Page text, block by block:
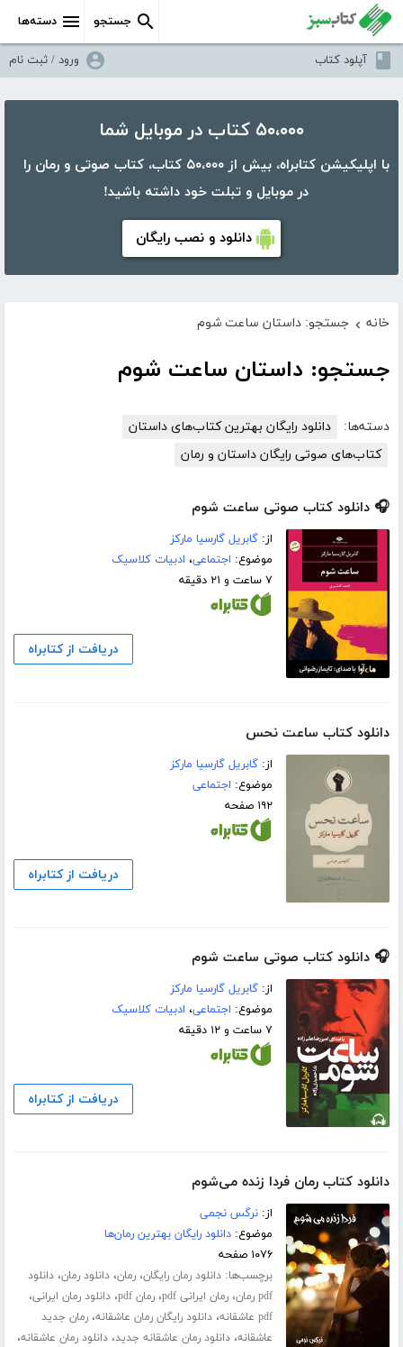
دسته‌ها جستجو
آپلود کتاب ورود / ثبت نام
۵۰،۰۰۰ کتاب در موبایل شما
با اپلیکیشن کتابراه، بیش از ۵۰،۰۰۰ کتاب، کتاب صوتی و رمان را
در موبایل و تبلت خود داشته باشید!
دانلود و نصب رایگان
خانه › جستجو: داستان ساعت شوم
جستجو: داستان ساعت شوم
دسته‌ها:
دانلود رایگان بهترین کتاب‌های داستان
کتاب‌های صوتی رایگان داستان و رمان
🎧 دانلود کتاب صوتی ساعت شوم
از:گابریل گارسیا مارکز
موضوع: اجتماعی، ادبیات کلاسیک
۷ ساعت و ۲۱ دقیقه
دریافت از کتابراه
دانلود کتاب ساعت نحس
از:گابریل گارسیا مارکز
موضوع: اجتماعی
۱۹۲ صفحه
دریافت از کتابراه
🎧 دانلود کتاب صوتی ساعت شوم
از:گابریل گارسیا مارکز
موضوع: اجتماعی، ادبیات کلاسیک
۷ ساعت و ۱۲ دقیقه
دریافت از کتابراه
دانلود کتاب رمان فردا زنده می‌شوم
از:نرگس نجمی
موضوع:دانلود رایگان بهترین رمان‌ها
۱۰۷۶ صفحه
برچسب‌ها:دانلود رمان رایگان،رمان،دانلود رمان،دانلود
pdf رمان
،رمان ایرانی pdf ،رمان pdf ،دانلود رمان ایرانی،
pdf عاشقانه ،دانلود رایگان رمان عاشقانه،رمان جدید
عاشقانه،دانلود رمان عاشقانه جدید،دانلود رمان عاشقانه،